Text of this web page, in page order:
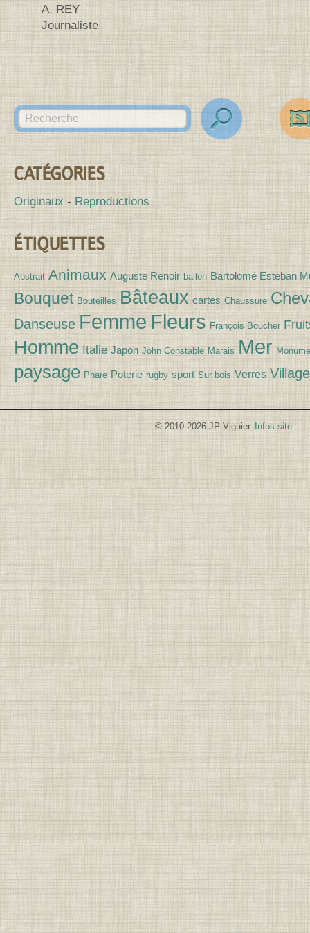
A. REY
Journaliste
Contenu de la barre latérale
Search for:
des
CATÉGORIES
Originaux Reproductions
ÉTIQUETTES
Abstrait Animaux Auguste Renoir ballon Bartolomé Esteban
Bouquet Bouteilles Bâteaux cartes Chaussure
Danseuse FemmeFleurs François Boucher
Homme Italie Japon John Constable Marais Mer
paysage Phare Poterie rugby sport Sur bois Verres Village
© 2010-2026 JP Viguier Infos site